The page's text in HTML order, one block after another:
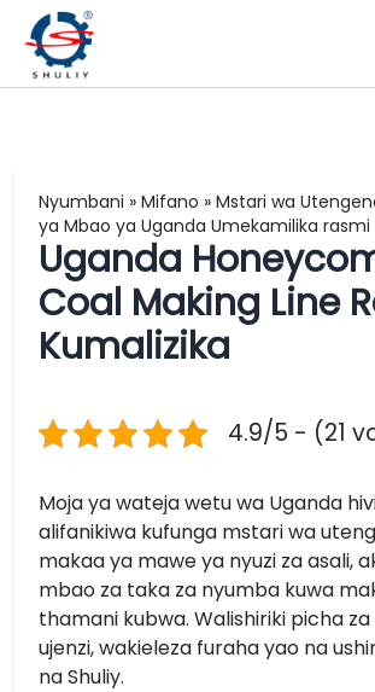
Nyumbani » Mifano » Mstari wa
ya Mbao ya Uganda Umekamilika rasmi
Uganda
Coal Making Line
Kumalizika
4.9/5 - (21
Moja ya wateja wetu wa Uganda
alifanikiwa kufunga mstari wa
makaa ya mawe ya nyuzi za asali,
mbao za taka za nyumba kuwa
thamani kubwa. Walishiriki picha
ujenzi, wakieleza furaha yao na
na Shuliy.